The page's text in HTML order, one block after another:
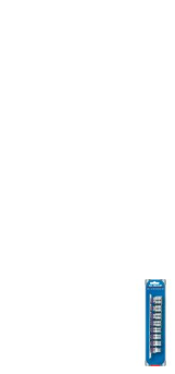
Добавить в
Купить в 1
В кредит от 78